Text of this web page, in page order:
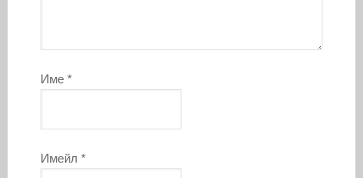
Име *
Имейл *